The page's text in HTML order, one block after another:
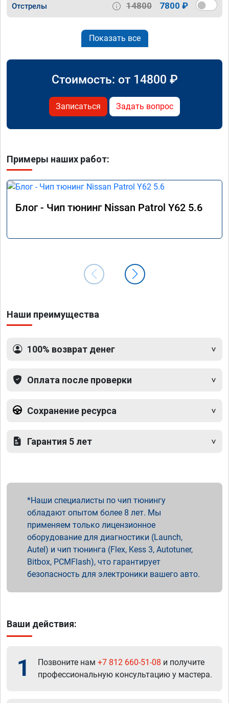
Отстрелы 14800 7800 ₽
Показать все
Стоимость: от 14800 ₽
Записаться Задать вопрос
Примеры наших работ:
Блог - Чип тюнинг Nissan Patrol Y62 5.6
Наши преимущества
100% возврат денег
Оплата после проверки
Сохранение ресурса
Гарантия 5 лет
Наши специалисты по чип тюнингу
обладают опытом более 8 лет. Мы
применяем только лицензионное
оборудование для диагностики (Launch,
Autel) и чип тюнинга (Flex, Kess 3, Autotuner,
Bitbox, PCMFlash), что гарантирует
безопасность для электроники вашего авто.
Ваши действия:
1 Позвоните нам +7 812 660-51-08 и получите
профессиональную консультацию у мастера.